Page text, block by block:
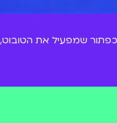
שמפעיל את